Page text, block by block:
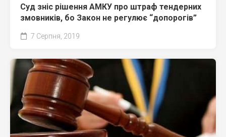
Суд зніс рішення АМКУ про штраф тендерних
змовників, бо Закон не регулює “допорогів”
7 Серпня, 2019